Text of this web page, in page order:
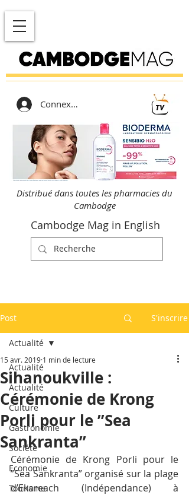
Connexion
Distribué dans toutes les pharmacies du
Cambodge
Cambodge Mag in English
Post S'inscrire
Actualité
Actualité
Culture
Gastronomie
Société
Economie
Tourisme
Actualité
Sihanoukville :
Cérémonie de Krong
Porli pour le ”Sea
Sankranta”
15 avr. 2019 1 min de lecture
Cérémonie de Krong Porli pour le
”Sea Sankranta” organisé sur la plage
d’Ekareach (Indépendance) à